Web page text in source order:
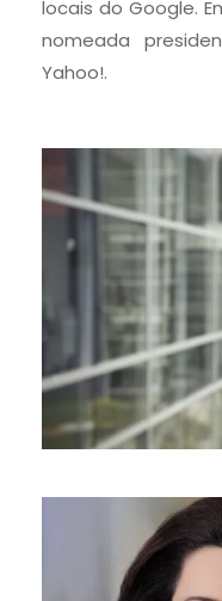
locais do Google.
nomeada
Yahoo!.